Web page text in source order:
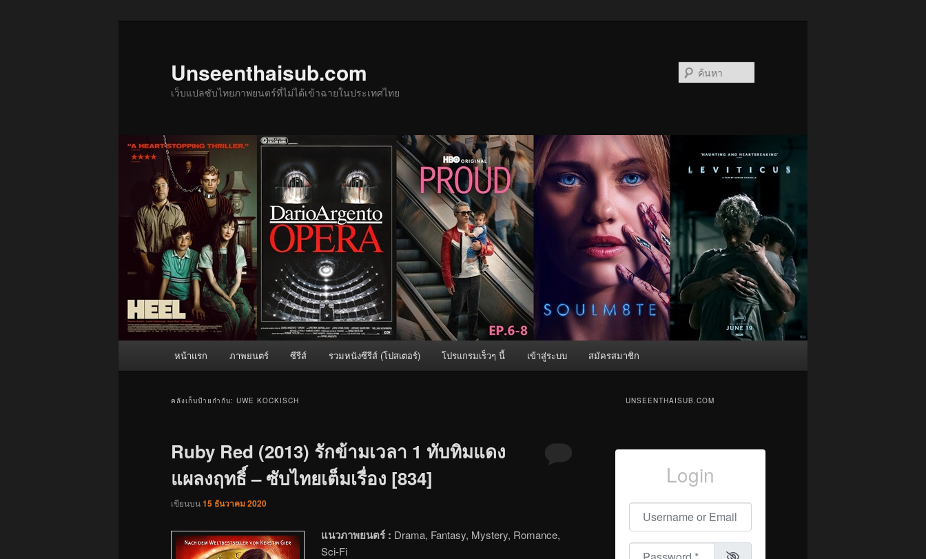
Unseenthaisub.com
เว็บแปลซับไทยภาพยนตร์ที่ไม่ได้เข้าฉายในประเทศไทย
หน้าแรก ภาพยนตร์ ซีรีส์ รวมหนังซีรีส์ (โปสเตอร์) โปรแกรมเร็วๆ นี้ เข้าสู่ระบบ สมัครสมาชิก
คลังเก็บป้ายกำกับ: UWE KOCKISCH
Ruby Red (2013) รักข้ามเวลา 1 ทับทิมแดง
แผลงฤทธิ์ – ซับไทยเต็มเรื่อง [834]
เขียนบน15 ธันวาคม 2020
แนวภาพยนตร์ : Drama, Fantasy, Mystery, Romance,
Sci-Fi
UNSEENTHAISUB.COM
Login
Username or Email
Password